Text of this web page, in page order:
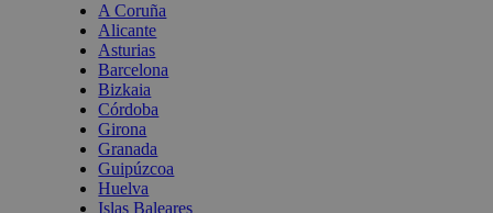
A Coruña
Alicante
Asturias
Barcelona
Bizkaia
Córdoba
Girona
Granada
Guipúzcoa
Huelva
Islas Baleares